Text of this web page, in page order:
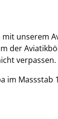
mit unserem
der
verpassen.
im Massstab